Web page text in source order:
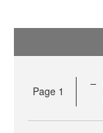
Page 1